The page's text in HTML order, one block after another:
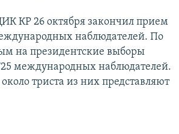
КР 26 октября закончил прием
наблюдателей. По
на президентские выборы
международных наблюдателей.
триста из них представляют